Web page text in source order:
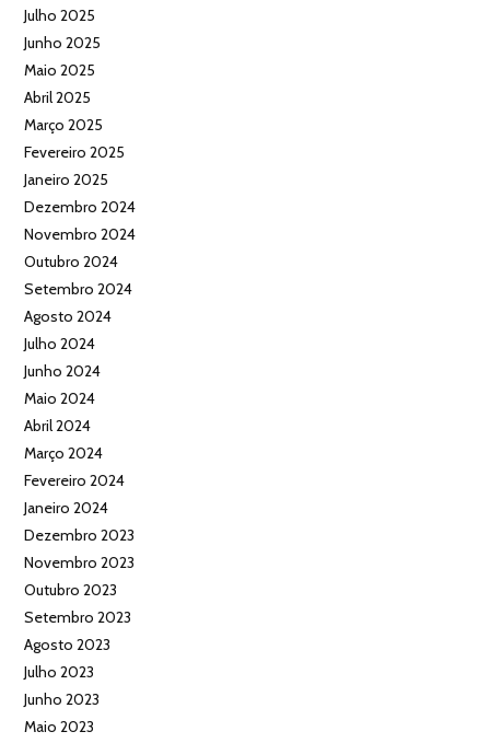
Julho 2025
Junho 2025
Maio 2025
Abril 2025
Março 2025
Fevereiro 2025
Janeiro 2025
Dezembro 2024
Novembro 2024
Outubro 2024
Setembro 2024
Agosto 2024
Julho 2024
Junho 2024
Maio 2024
Abril 2024
Março 2024
Fevereiro 2024
Janeiro 2024
Dezembro 2023
Novembro 2023
Outubro 2023
Setembro 2023
Agosto 2023
Julho 2023
Junho 2023
Maio 2023